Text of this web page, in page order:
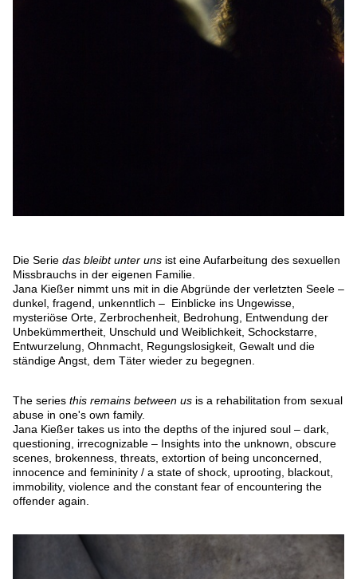
Die Serie das bleibt unter uns ist eine Aufarbeitung des sexuellen
Missbrauchs in der eigenen Familie.
Jana Kießer nimmt uns mit in die Abgründe der verletzten Seele –
dunkel, fragend, unkenntlich – Einblicke ins Ungewisse,
mysteriöse Orte, Zerbrochenheit, Bedrohung, Entwendung der
Unbekümmertheit, Unschuld und Weiblichkeit, Schockstarre,
Entwurzelung, Ohnmacht, Regungslosigkeit, Gewalt und die
ständige Angst, dem Täter wieder zu begegnen.
The series this remains between us is a rehabilitation from sexual
abuse in one's own family.
Jana Kießer takes us into the depths of the injured soul – dark,
questioning, irrecognizable – Insights into the unknown, obscure
scenes, brokenness, threats, extortion of being unconcerned,
innocence and femininity / a state of shock, uprooting, blackout,
immobility, violence and the constant fear of encountering the
offender again.